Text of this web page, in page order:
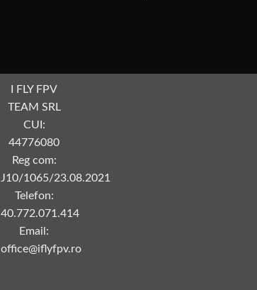
I FLY FPV
TEAM SRL
CUI:
44776080
Reg com:
J10/1065/23.08.2021
Telefon:
40.772.071.414
Email:
office@iflyfpv.ro